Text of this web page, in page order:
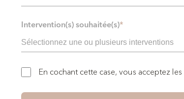
Intervention(s) souhaitée(s)*
En cochant cette case, vous acceptez les